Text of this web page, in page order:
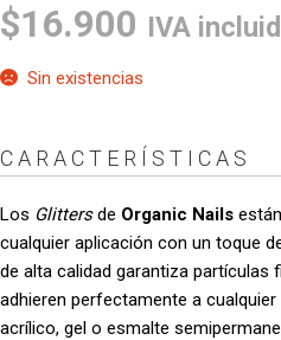
$16.900 IVA
Sin existencias
CARACTERÍSTICAS
Los Glittersde Organic Nails
cualquier aplicación con un toque
de alta calidad garantiza partículas
adhieren perfectamente a
acrílico, gel o esmalte